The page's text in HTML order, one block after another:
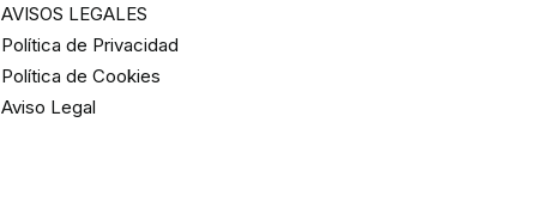
AVISOS LEGALES
Política de Privacidad
Política de Cookies
Aviso Legal